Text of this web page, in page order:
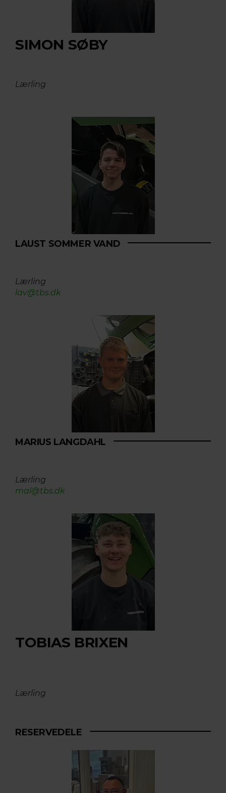
SIMON SØBY
Lærling
LAUST SOMMER VAND
Lærling
​​​​​​​lav@tbs.dk
MARIUS LANGDAHL
Lærling
mal@tbs.dk
TOBIAS BRIXEN
Lærling
RESERVEDELE